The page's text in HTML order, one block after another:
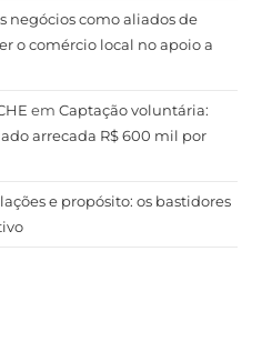
negócios como aliados de
o comércio local no apoio a
emCaptação voluntária:
arrecada R$ 600 mil por
e propósito: os bastidores